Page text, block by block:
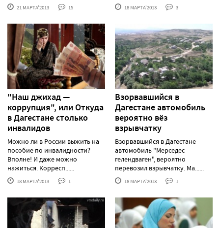
21 МАРТА'2013 15 18 МАРТА'2013 3
"Наш джихад —
коррупция", или Откуда
в Дагестане столько
инвалидов
Можно ли в России выжить на
пособие по инвалидности?
Вполне! И даже можно
нажиться. Корресп......
18 МАРТА'2013 1
Взорвавшийся в
Дагестане автомобиль
вероятно вёз
взрывчатку
Взорвавшийся в Дагестане
автомобиль "Мерседес
гелендваген", вероятно
перевозил взрывчатку. Ма......
18 МАРТА'2013 1